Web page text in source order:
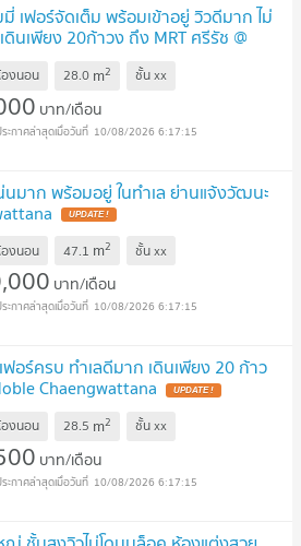
เฟอร์จัดเต็ม พร้อมเข้าอยู่ วิวดีมาก ไม่
นเพียง 20ก้าวง ถึง MRT ศรีรัช @
งนอน 28.0 m2 ชั้นxx
บาท/เดือน
10/08/2026 6:17:15
มาก พร้อมอยู่ ในทำเล ย่านแจ้งวัฒนะ
UPDATE !
งนอน 47.1 m2 ชั้นxx
บาท/เดือน
10/08/2026 6:17:15
อร์ครบ ทำเลดีมาก เดินเพียง 20 ก้าว
Chaengwattana UPDATE !
งนอน 28.5 m2 ชั้นxx
บาท/เดือน
10/08/2026 6:17:15